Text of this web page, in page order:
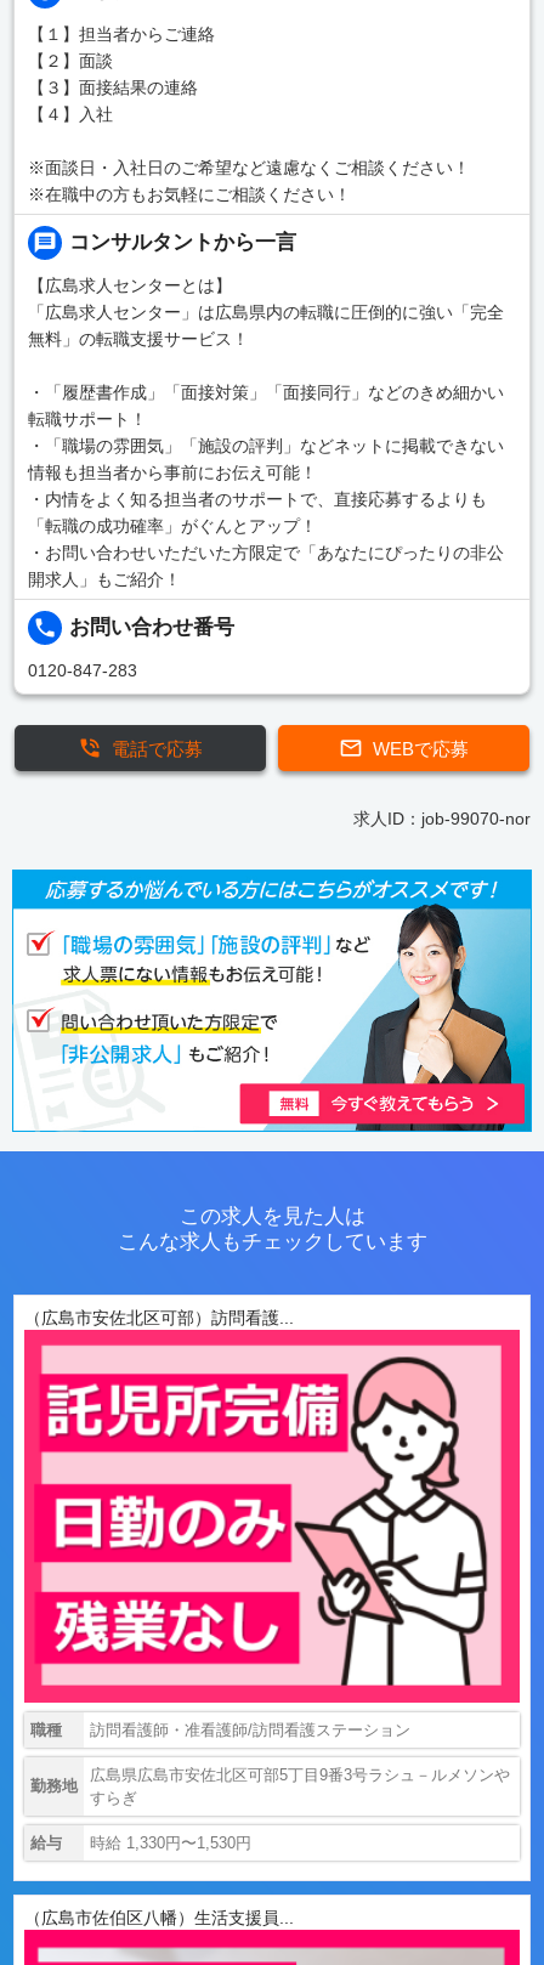
【１】担当者からご連絡
【２】面談
【３】面接結果の連絡
【４】入社
※面談日・入社日のご希望など遠慮なくご相談ください！
※在職中の方もお気軽にご相談ください！
コンサルタントから一言
【広島求人センターとは】
「広島求人センター」は広島県内の転職に圧倒的に強い「完全
無料」の転職支援サービス！
・「履歴書作成」「面接対策」「面接同行」などのきめ細かい
転職サポート！
・「職場の雰囲気」「施設の評判」などネットに掲載できない
情報も担当者から事前にお伝え可能！
・内情をよく知る担当者のサポートで、直接応募するよりも
「転職の成功確率」がぐんとアップ！
・お問い合わせいただいた方限定で「あなたにぴったりの非公
開求人」もご紹介！
お問い合わせ番号
0120-847-283
WEBで応募
電話で応募
求人ID：job-99070-nor
この求人を見た人は
こんな求人もチェックしています
（広島市安佐北区可部）訪問看護...
職種 訪問看護師・准看護師/訪問看護ステーション
勤務地
広島県広島市安佐北区可部5丁目9番3号ラシュ－ルメソンや
すらぎ
給与 時給 1,330円〜1,530円
（広島市佐伯区八幡）生活支援員...